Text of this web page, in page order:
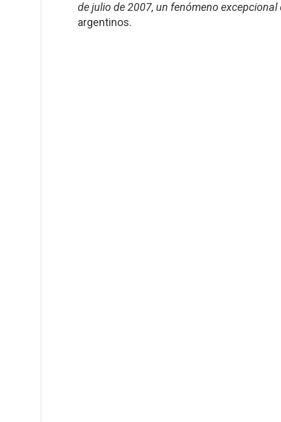
de julio de 2007, un fenómeno
argentinos.